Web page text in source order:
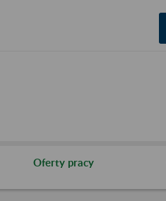
Oferty pracy